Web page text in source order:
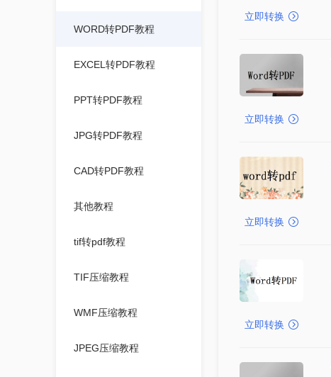
WORD转PDF教程
EXCEL转PDF教程
PPT转PDF教程
JPG转PDF教程
CAD转PDF教程
其他教程
tif转pdf教程
TIF压缩教程
WMF压缩教程
JPEG压缩教程
立即转换
立即转换
立即转换
立即转换